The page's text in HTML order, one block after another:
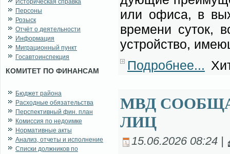
Историческая справка
Персоны
Розыск
Отчёт о деятельности
Информация
Миграционный пункт
Госавтоинспекция
КОМИТЕТ ПО ФИНАНСАМ
Бюджет района
Расходные обязательства
Перспективный фин. план
Комиссия по недоимке
Нормативные акты
Анализ, отчеты и исполнение
Списки должников по
или офи­са, в
вре­ме­ни су­ток,
устрой­ство,
Подробнее...
МВД
ЛИЦ
15.06.2026 08:24 |